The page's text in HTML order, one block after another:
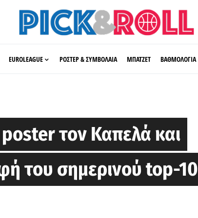
EUROLEAGUE ΡΟΣΤΕΡ & ΣΥΜΒΟΛΑΙΑ ΜΠΑΤΖΕΤ ΒΑΘΜΟΛΟΓΙΑ
τον Καπελά και
του σημερινού top-10